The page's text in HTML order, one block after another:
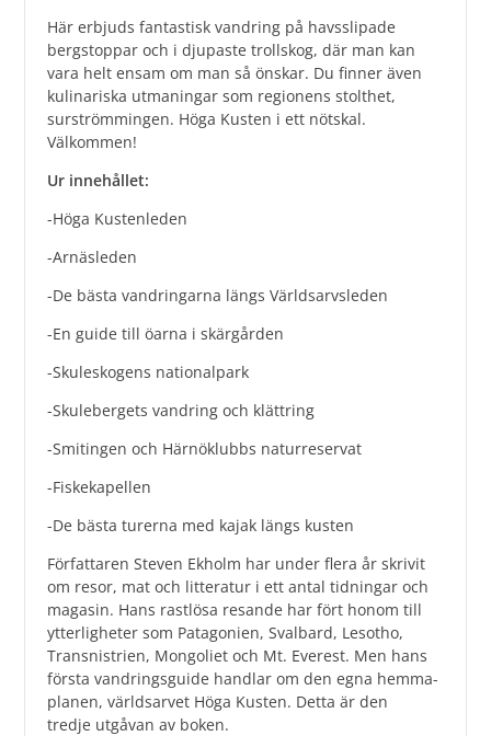
Här erbjuds fantastisk vandring på havsslipade
bergstoppar och i djupaste trollskog, där man kan
vara helt ensam om man så önskar. Du finner även
kulinariska utmaningar som regionens stolthet,
surströmmingen. Höga Kusten i ett nötskal.
Välkommen!
Ur innehållet:
-Höga Kustenleden
-Arnäsleden
-De bästa vandringarna längs Världsarvsleden
-En guide till öarna i skärgården
-Skuleskogens nationalpark
-Skulebergets vandring och klättring
-Smitingen och Härnöklubbs naturreservat
-Fiskekapellen
-De bästa turerna med kajak längs kusten
Författaren Steven Ekholm har under flera år skrivit
om resor, mat och litteratur i ett antal tidningar och
magasin. Hans rastlösa resande har fört honom till
ytterligheter som Patagonien, Svalbard, Lesotho,
Transnistrien, Mongoliet och Mt. Everest. Men hans
första vandringsguide handlar om den egna hemma-
planen, världsarvet Höga Kusten. Detta är den
tredje utgåvan av boken.